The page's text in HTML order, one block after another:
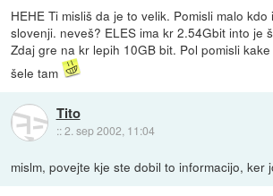
HEHE Ti misliš da je to velik. Pomisli malo
slovenji. neveš? ELES ima kr 2.54Gbit into je
Zdaj gre na kr lepih 10GB bit. Pol pomisli
šele tam
Tito
::2. sep 2002, 11:04
mislm, povejte kje ste dobil to informacijo, ker